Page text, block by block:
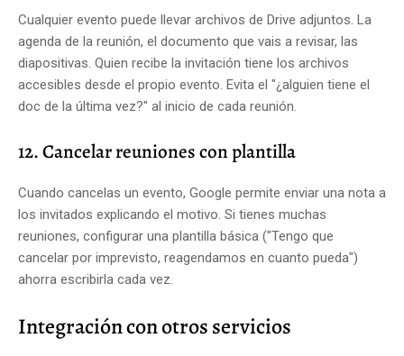
Cualquier evento puede llevar archivos de Drive adjuntos. La
agenda de la reunión, el documento que vais a revisar, las
diapositivas. Quien recibe la invitación tiene los archivos
accesibles desde el propio evento. Evita el "¿alguien tiene el
doc de la última vez?" al inicio de cada reunión.
12. Cancelar reuniones con plantilla
Cuando cancelas un evento, Google permite enviar una nota a
los invitados explicando el motivo. Si tienes muchas
reuniones, configurar una plantilla básica ("Tengo que
cancelar por imprevisto, reagendamos en cuanto pueda")
ahorra escribirla cada vez.
Integración con otros servicios